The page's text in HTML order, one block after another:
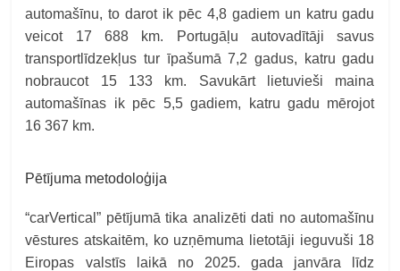
automašīnu, to darot ik pēc 4,8 gadiem un katru gadu
veicot 17 688 km. Portugāļu autovadītāji savus
transportlīdzekļus tur īpašumā 7,2 gadus, katru gadu
nobraucot 15 133 km. Savukārt lietuvieši maina
automašīnas ik pēc 5,5 gadiem, katru gadu mērojot
16 367 km.
Pētījuma metodoloģija
“carVertical” pētījumā tika analizēti dati no automašīnu
vēstures atskaitēm, ko uzņēmuma lietotāji ieguvuši 18
Eiropas valstīs laikā no 2025. gada janvāra līdz